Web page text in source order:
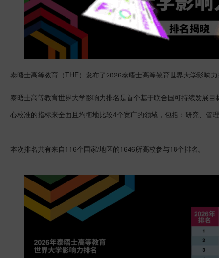
泰晤士高等教育（THE）发布了2026泰晤士高等教育世界大学影响
泰晤士高等教育世界大学影响力排名是首个基于联合国可持续发展目
心校准的指标来全面且均衡地比较4个宽广的领域，包括：研究、管
本次排名共有来自116个国家/地区的1646所高校参与18个排名。